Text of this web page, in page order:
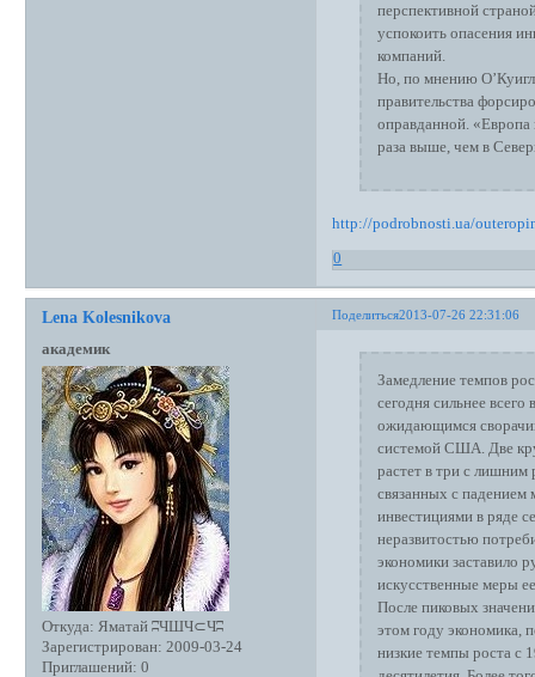
перспективной
успокоить опасения
компаний.
Но, по мнению
правительства
оправданной. «Европа
раза выше, чем в
http://podrobnosti.ua/
0
Поделиться2013-07-26 22:31:06
Lena Kolesnikova
академик
Откуда: Яматай ʭЧШЧ⊂Чʭ
Зарегистрирован: 2009-03-24
Приглашений: 0
Замедление темпов
сегодня сильнее
ожидающимся
системой США. Две
растет в три с
связанных с падением
инвестициями в ряде
неразвитостью
экономики заставило
искусственные меры
После пиковых
этом году экономика,
низкие темпы роста с